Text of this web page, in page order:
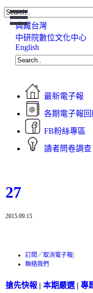
Open
Menu
典藏台灣
中研院數位文化中心
English
最新電子報
各期電子報回
FB粉絲專區
讀者問卷調查
27
2015.09.15
訂閱／取消電子報|
聯絡我們
搶先快報 | 本期嚴選 | 專